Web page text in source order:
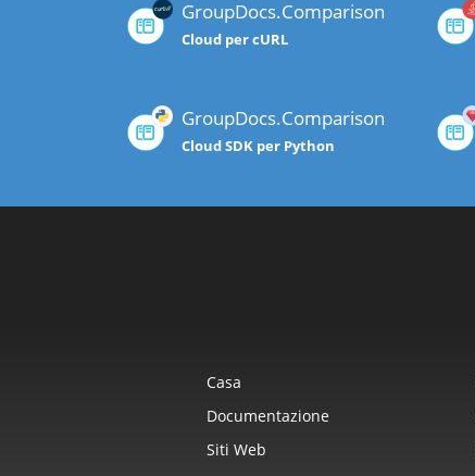
GroupDocs.Comparison
Cloud per cURL
GroupDocs.Comparison
Cloud SDK per Python
Casa
Documentazione
Siti Web